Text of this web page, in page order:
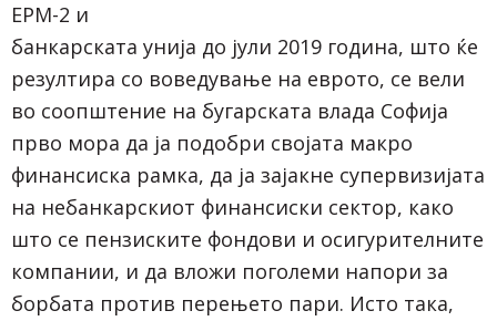
ЕРМ-2 и
банкарската унија до јули 2019 година, што ќе
резултира со воведување на еврото, се вели
во соопштение на бугарската влада Софија
прво мора да ја подобри својата макро
финансиска рамка, да ја зајакне супервизијата
на небанкарскиот финансиски сектор, како
што се пензиските фондови и осигурителните
компании, и да вложи поголеми напори за
борбата против перењето пари. Исто така,